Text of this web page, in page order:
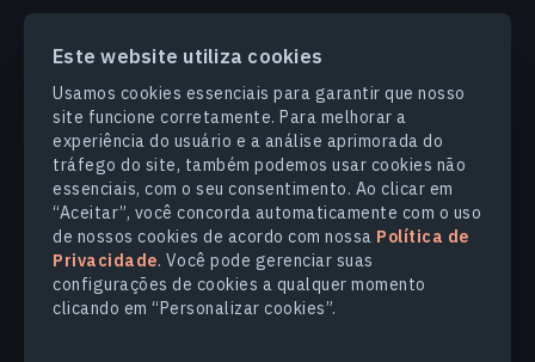
Este website utiliza cookies
Usamos cookies essenciais para garantir que nosso
site funcione corretamente. Para melhorar a
experiência do usuário e a análise aprimorada do
tráfego do site, também podemos usar cookies não
essenciais, com o seu consentimento. Ao clicar em
“Aceitar”, você concorda automaticamente com o uso
de nossos cookies de acordo com nossa Política de
Privacidade. Você pode gerenciar suas
configurações de cookies a qualquer momento
clicando em “Personalizar cookies”.
PRODUCTS & SOLUTIONS
SETORES
COMPANHIA
EXPLORE